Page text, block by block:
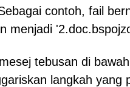
contoh, fail
menjadi
tebusan di
langkah yang